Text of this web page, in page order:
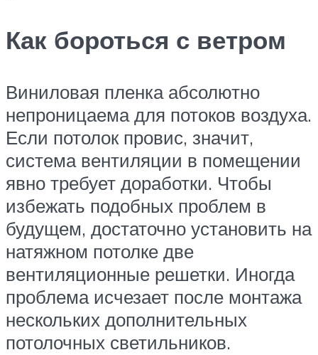
Как бороться с ветром
Виниловая пленка абсолютно
непроницаема для потоков воздуха.
Если потолок провис, значит,
система вентиляции в помещении
явно требует доработки. Чтобы
избежать подобных проблем в
будущем, достаточно установить на
натяжном потолке две
вентиляционные решетки. Иногда
проблема исчезает после монтажа
нескольких дополнительных
потолочных светильников.